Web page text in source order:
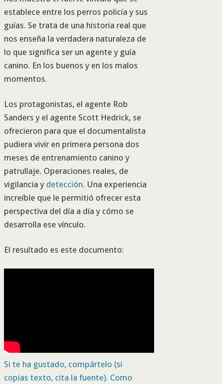
establece entre los perros policía y sus
guías. Se trata de una historia real que
nos enseña la verdadera naturaleza de
lo que significa ser un agente y guía
canino. En los buenos y en los malos
momentos.
Los protagonistas, el agente Rob
Sanders y el agente Scott Hedrick, se
ofrecieron para que el documentalista
pudiera vivir en primera persona dos
meses de entrenamiento canino y
patrullaje. Operaciones reales, de
vigilancia y detección. Una experiencia
increíble que le permitió ofrecer esta
perspectiva del día a día y cómo se
desarrolla ese vínculo.
El resultado es este documento:
Si te ha gustado, compártelo (si
copias texto, cita la fuente). Como